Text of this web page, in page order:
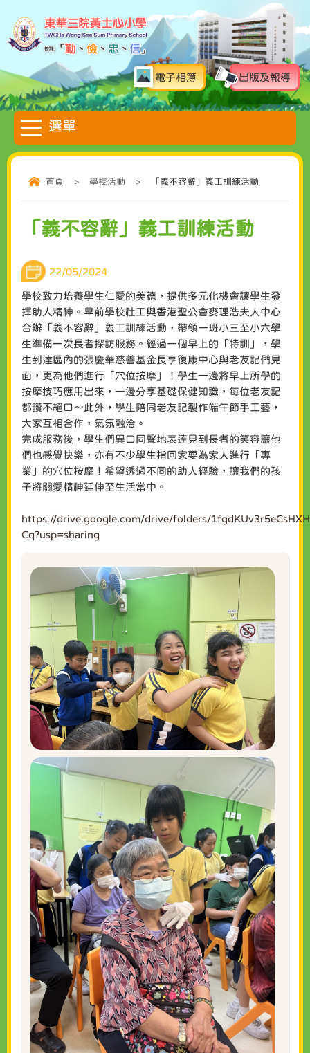
電子相簿 出版及報導
首頁 > 學校活動 > 「義不容辭」義工訓練活動
「義不容辭」義工訓練活動
22/05/2024
學校致力培養學生仁愛的美德，提供多元化機會讓學生發
揮助人精神。早前學校社工與香港聖公會麥理浩夫人中心
合辦「義不容辭」義工訓練活動，帶領一班小三至小六學
生準備一次長者探訪服務。經過一個早上的「特訓」，學
生到達區內的張慶華慈善基金長亨復康中心與老友記們見
面，更為他們進行「穴位按摩」！學生一邊將早上所學的
按摩技巧應用出來，一邊分享基礎保健知識，每位老友記
都讚不絕口～此外，學生陪同老友記製作端午節手工藝，
大家互相合作，氣氛融洽。
完成服務後，學生們異口同聲地表達見到長者的笑容讓他
們也感覺快樂，亦有不少學生指回家要為家人進行「專
業」的穴位按摩！希望透過不同的助人經驗，讓我們的孩
子將關愛精神延伸至生活當中。
https://drive.google.com/drive/folders/
Cq?usp=sharing